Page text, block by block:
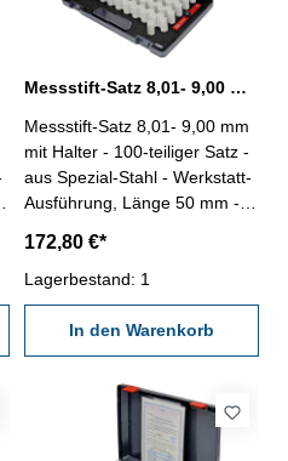
Messstift-Satz 8,01- 9,00 mm 100 tlg. mit Halter
Messstift-Satz 8,01- 9,00 mm
mit Halter - 100-teiliger Satz -
aus Spezial-Stahl - Werkstatt-
Ausführung, Länge 50 mm -
Stufung 0,01 mm - mit
Messstifthalter - im Behältnis /
Kasten Messbereich 8,01 -
9,00 mm
172,80 €*
Lagerbestand: 1
In den Warenkorb